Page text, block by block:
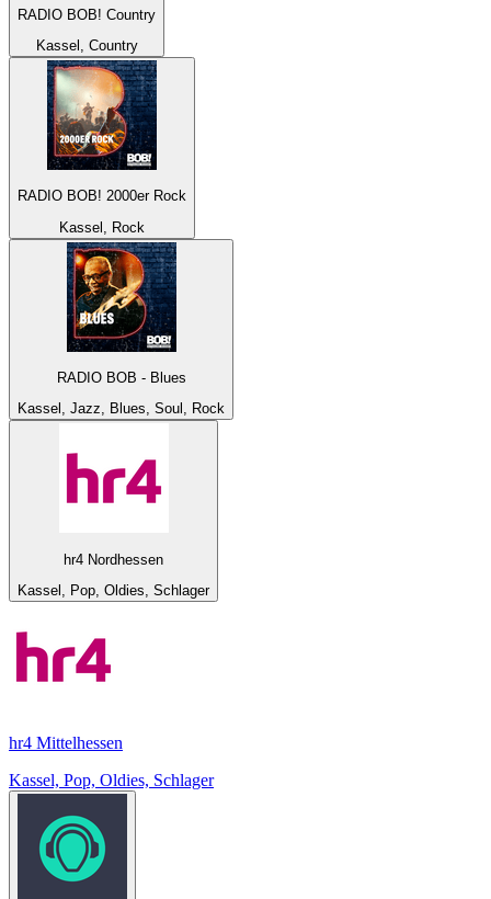
RADIO BOB! Country
Kassel, Country
RADIO BOB! 2000er Rock
Kassel, Rock
RADIO BOB - Blues
Kassel, Jazz, Blues, Soul, Rock
hr4 Nordhessen
Kassel, Pop, Oldies, Schlager
hr4 Mittelhessen
Kassel, Pop, Oldies, Schlager